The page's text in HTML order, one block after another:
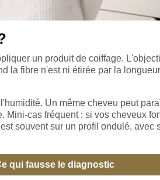
un produit de coiffage.
la fibre n'est ni étirée par la
Un même cheveu peut
Mini-cas fréquent : si vos cheveux
souvent sur un profil ondulé, avec
qui fausse le diagnostic